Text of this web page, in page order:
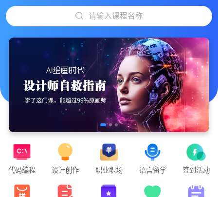
请输入课程名称
代码编程 设计创作 职业职场 语言留学 签到活动